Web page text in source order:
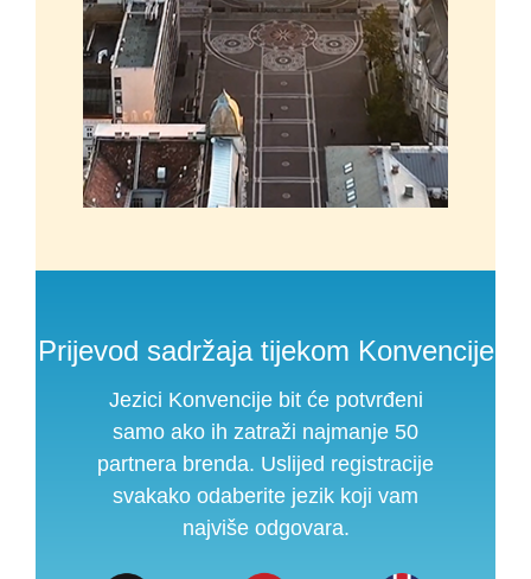
Prijevod sadržaja tijekom Konvencije
Jezici Konvencije bit će potvrđeni
samo ako ih zatraži najmanje 50
partnera brenda. Uslijed registracije
svakako odaberite jezik koji vam
najviše odgovara.